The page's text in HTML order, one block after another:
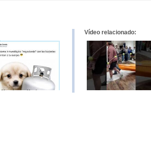
Vídeo relacionado: